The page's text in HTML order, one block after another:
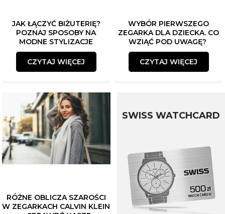
JAK ŁĄCZYĆ BIŻUTERIĘ?
POZNAJ SPOSOBY NA
MODNE STYLIZACJE
CZYTAJ WIĘCEJ
WYBÓR PIERWSZEGO
ZEGARKA DLA DZIECKA. CO
WZIĄĆ POD UWAGĘ?
CZYTAJ WIĘCEJ
RÓŻNE OBLICZA SZAROŚCI
W ZEGARKACH CALVIN KLEIN
SWISS WATCHCARD